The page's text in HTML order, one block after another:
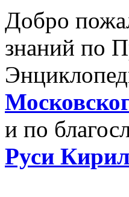
Добро
знаний по
и по
Руси